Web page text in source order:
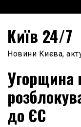
to
Київ 24/7
Новини Києва,
Угорщина
до ЄС